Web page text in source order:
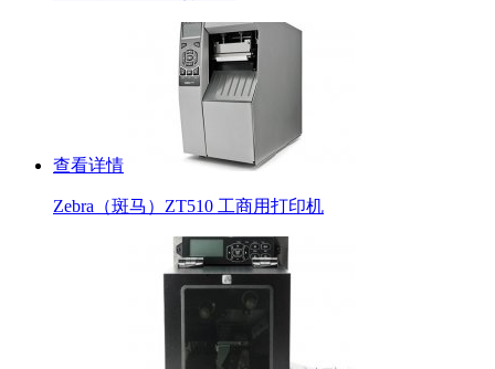
查看详情
Zebra（斑马）ZT510 工商用打印机